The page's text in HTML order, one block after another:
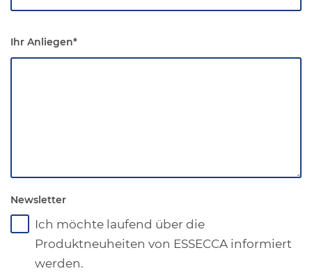
Ihr Anliegen*
Newsletter
Ich möchte laufend über die
Produktneuheiten von ESSECCA informiert
werden.